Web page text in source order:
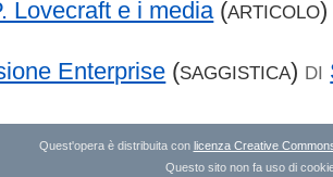
Lovecraft e i media (ARTICOLO
Enterprise (SAGGISTICA) DI
Quest'opera è distribuita con licenza Creative
Questo sito non fa uso di